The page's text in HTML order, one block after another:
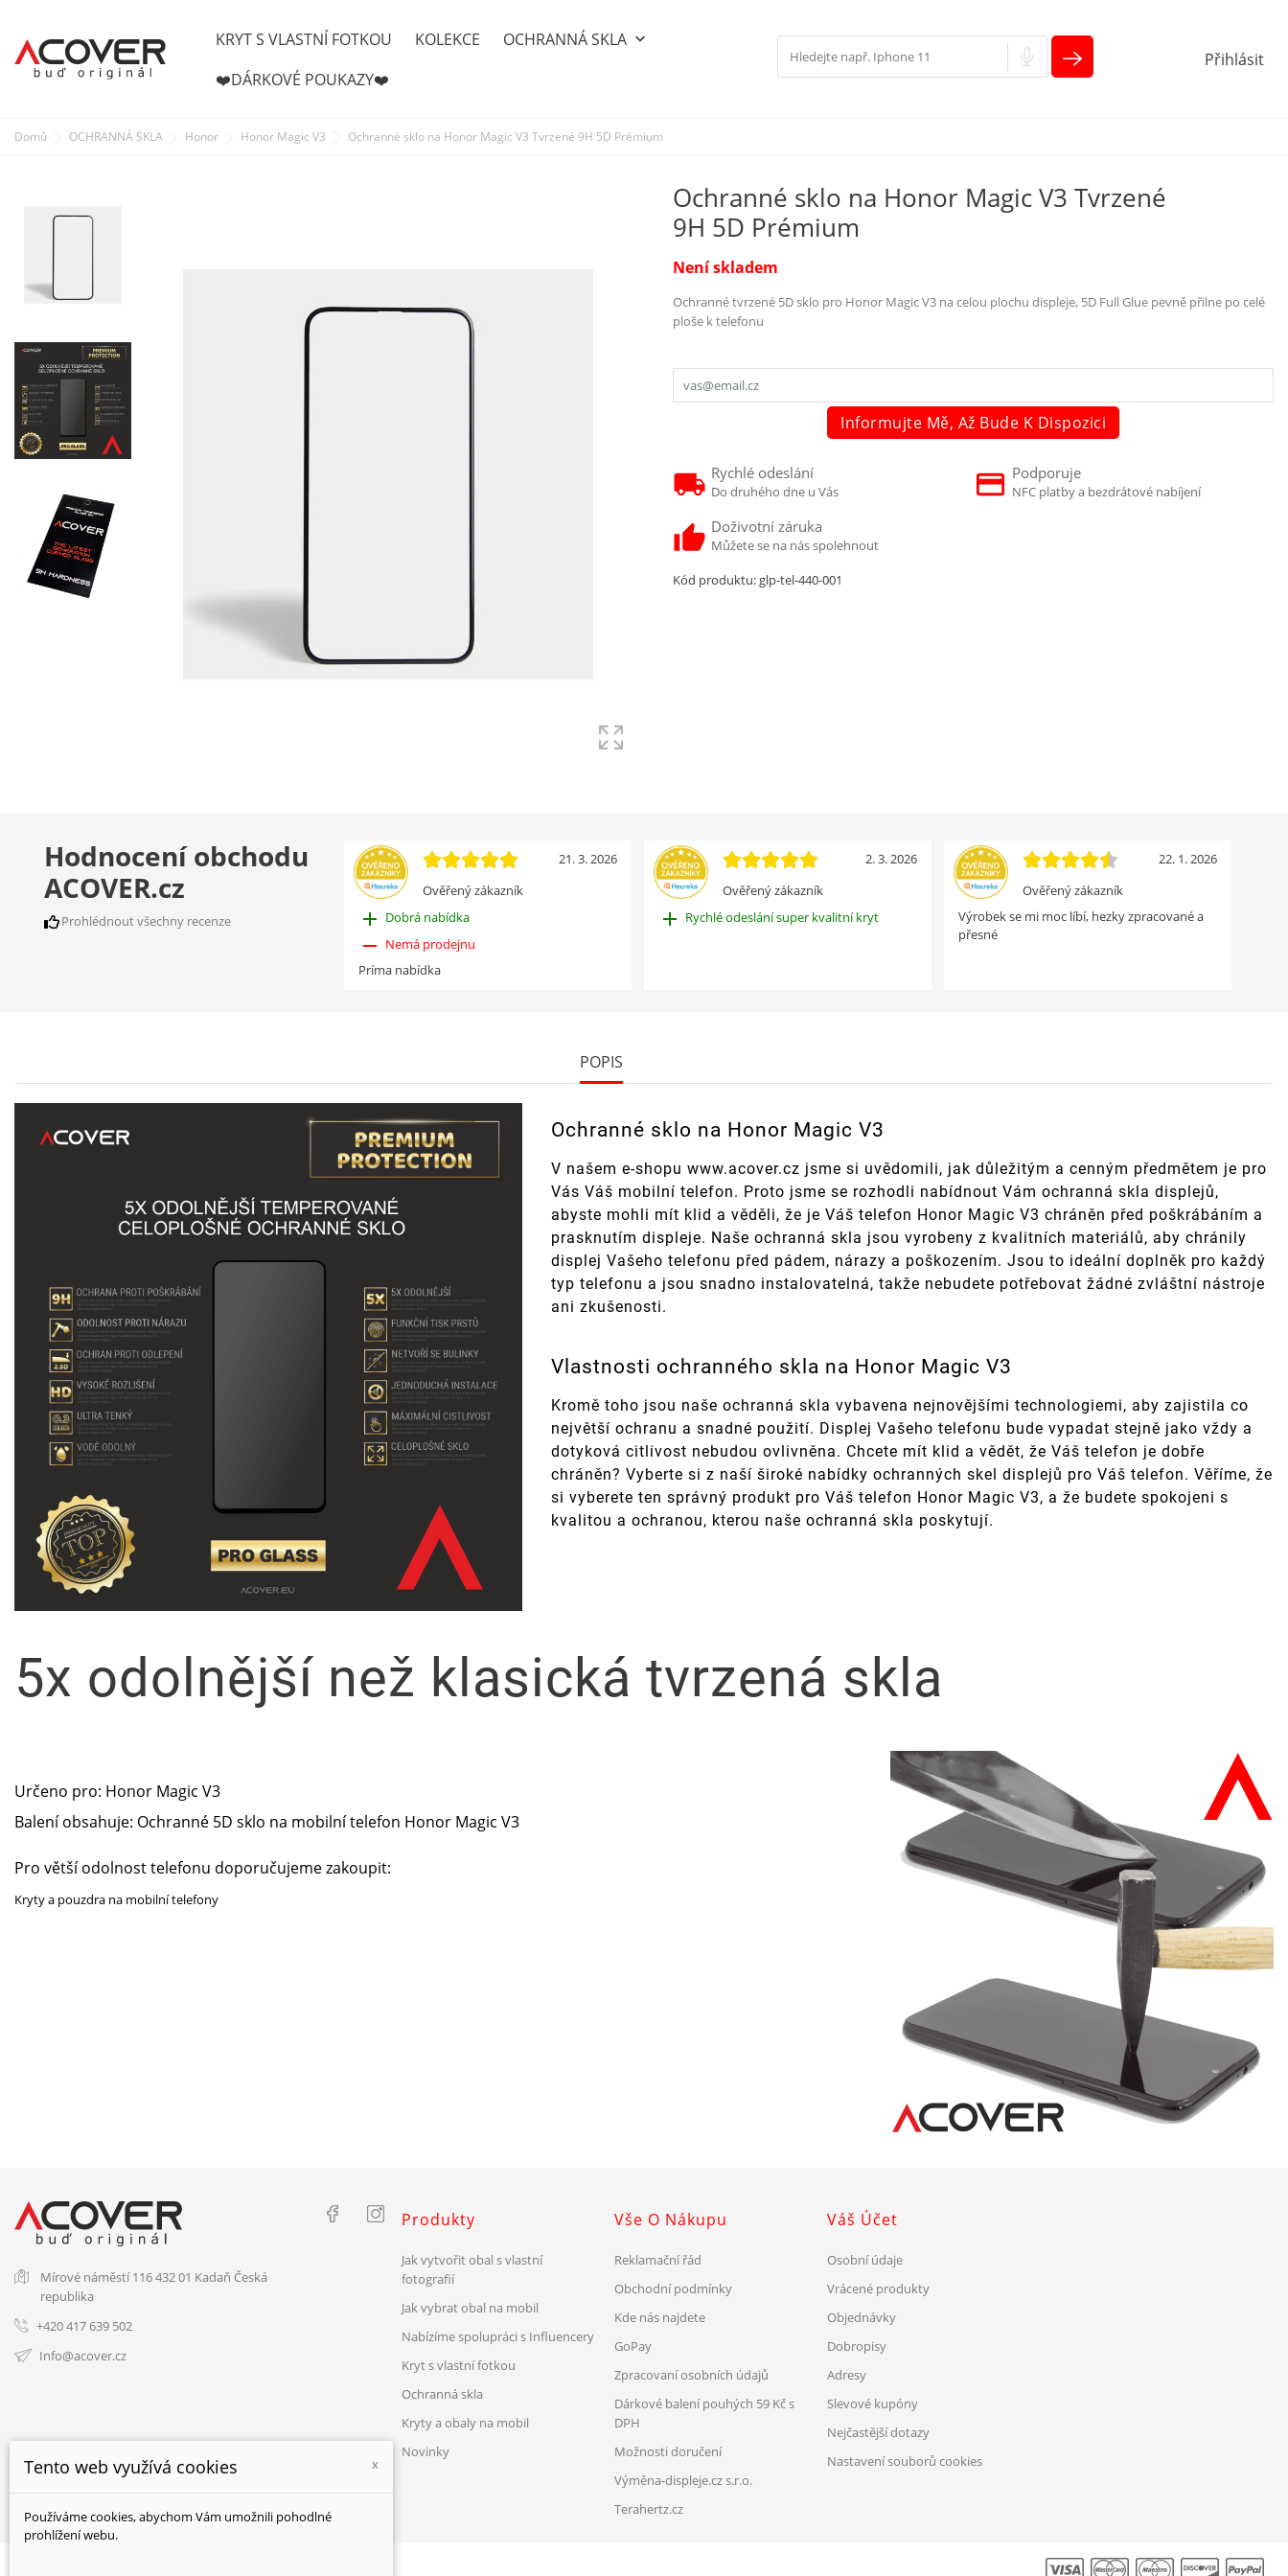
KRYT S VLASTNÍ FOTKOU KOLEKCE OCHRANNÁ SKLA keyboard_arrow_down
❤️DÁRKOVÉ POUKAZY❤️
Přihlásit
Domů OCHRANNÁ SKLA Honor Honor Magic V3 Ochranné sklo na Honor Magic V3 Tvrzené 9H 5D Prémium
Ochranné sklo na Honor Magic V3 Tvrzené
9H 5D Prémium
Není skladem
Ochranné tvrzené 5D sklo pro Honor Magic V3 na celou plochu displeje, 5D Full Glue pevně přilne po celé
ploše k telefonu
Informujte Mě, Až Bude K Dispozici
Rychlé odeslání
Do druhého dne u Vás
Podporuje
NFC platby a bezdrátové nabíjení
Doživotní záruka
Můžete se na nás spolehnout
Kód produktu:glp-tel-440-001
POPIS
Ochranné sklo na Honor Magic V3
V našem e-shopu www.acover.cz jsme si uvědomili, jak důležitým a cenným předmětem je pro
Vás Váš mobilní telefon. Proto jsme se rozhodli nabídnout Vám ochranná skla displejů,
abyste mohli mít klid a věděli, že je Váš telefon Honor Magic V3 chráněn před poškrábáním a
prasknutím displeje. Naše ochranná skla jsou vyrobeny z kvalitních materiálů, aby chránily
displej Vašeho telefonu před pádem, nárazy a poškozením. Jsou to ideální doplněk pro každý
typ telefonu a jsou snadno instalovatelná, takže nebudete potřebovat žádné zvláštní nástroje
ani zkušenosti.
Vlastnosti ochranného skla na Honor Magic V3
Kromě toho jsou naše ochranná skla vybavena nejnovějšími technologiemi, aby zajistila co
největší ochranu a snadné použití. Displej Vašeho telefonu bude vypadat stejně jako vždy a
dotyková citlivost nebudou ovlivněna. Chcete mít klid a vědět, že Váš telefon je dobře
chráněn? Vyberte si z naší široké nabídky ochranných skel displejů pro Váš telefon. Věříme, že
si vyberete ten správný produkt pro Váš telefon Honor Magic V3, a že budete spokojeni s
kvalitou a ochranou, kterou naše ochranná skla poskytují.
5x odolnější než klasická tvrzená skla
Určeno pro: Honor Magic V3
Balení obsahuje: Ochranné 5D sklo na mobilní telefon Honor Magic V3
Pro větší odolnost telefonu doporučujeme zakoupit:
Kryty a pouzdra na mobilní telefony
Hodnocení obchodu
ACOVER.cz
Prohlédnout všechny recenze
Ověřený zákazník
21. 3. 2026
add Dobrá nabídka
remove Nemá prodejnu
Príma nabídka
Ověřený zákazník
2. 3. 2026
add Rychlé odeslání super kvalitní kryt
Ověřený zákazník
22. 1. 2026
Výrobek se mi moc líbí, hezky zpracované a
přesné
Mírové náměstí 116432 01 Kadaň Česká
republika
+420 417 639 502
Info@acover.cz
Produkty
Jak vytvořit obal s vlastní
fotografií
Jak vybrat obal na mobil
Nabízíme spolupráci s Influencery
Kryt s vlastní fotkou
Ochranná skla
Kryty a obaly na mobil
Novinky
Vše O Nákupu
Reklamační řád
Obchodní podmínky
Kde nás najdete
GoPay
Zpracovaní osobních údajů
Dárkové balení pouhých 59 Kč s
DPH
Možnosti doručení
Výměna-displeje.cz s.r.o.
Terahertz.cz
Váš Účet
Osobní údaje
Vrácené produkty
Objednávky
Dobropisy
Adresy
Slevové kupóny
Nejčastější dotazy
Nastavení souborů cookies
Tento web využívá cookies x
Používáme cookies, abychom Vám umožnili pohodlné
prohlížení webu.